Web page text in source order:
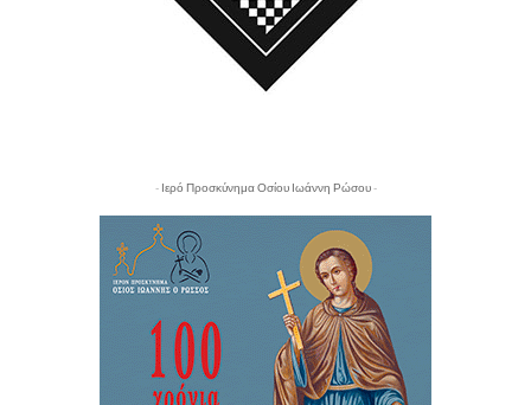
- Ιερό Προσκύνημα Οσίου Ιωάννη Ρώσου -